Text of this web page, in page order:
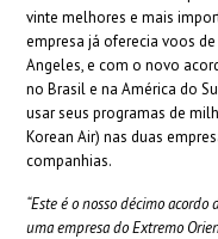
vinte melhores e mais
empresa já oferecia voos
Angeles, e com o novo
no Brasil e na América do
usar seus programas de
Korean Air) nas duas
companhias.
“Este é o nosso décimo
uma empresa do Extremo